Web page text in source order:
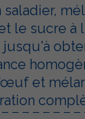
saladier,
le sucre à
et